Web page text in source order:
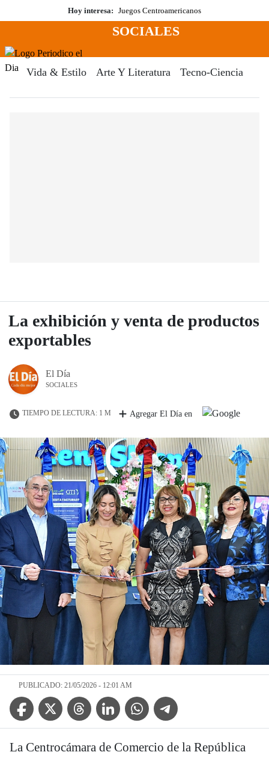
al
Hoy interesa: Juegos Centroamericanos
Menú
SOCIALES
Vida & Estilo Arte Y Literatura Tecno-Ciencia
La exhibición y venta de productos
exportables
El Día
SOCIALES
TIEMPO DE LECTURA: 1 M Agregar El Día en
PUBLICADO: 21/05/2026 - 12:01 AM
Facebook IconTwitter IconThreads IconLinkedin IconWhatsApp IconTelegram Icon
La Centrocámara de Comercio de la República